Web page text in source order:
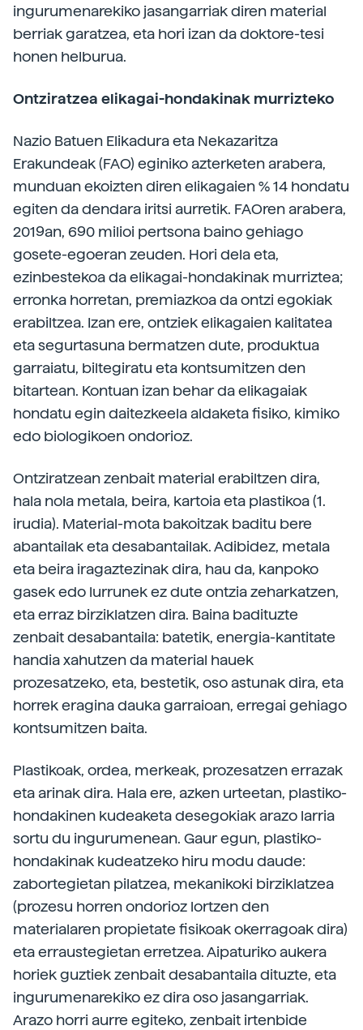
ingurumenarekiko jasangarriak diren material
berriak garatzea, eta hori izan da doktore-tesi
honen helburua.
Ontziratzea elikagai-hondakinak murrizteko
Nazio Batuen Elikadura eta Nekazaritza
Erakundeak (FAO) eginiko azterketen arabera,
munduan ekoizten diren elikagaien % 14 hondatu
egiten da dendara iritsi aurretik. FAOren arabera,
2019an, 690 milioi pertsona baino gehiago
gosete-egoeran zeuden. Hori dela eta,
ezinbestekoa da elikagai-hondakinak murriztea;
erronka horretan, premiazkoa da ontzi egokiak
erabiltzea. Izan ere, ontziek elikagaien kalitatea
eta segurtasuna bermatzen dute, produktua
garraiatu, biltegiratu eta kontsumitzen den
bitartean. Kontuan izan behar da elikagaiak
hondatu egin daitezkeela aldaketa fisiko, kimiko
edo biologikoen ondorioz.
Ontziratzean zenbait material erabiltzen dira,
hala nola metala, beira, kartoia eta plastikoa (1.
irudia). Material-mota bakoitzak baditu bere
abantailak eta desabantailak. Adibidez, metala
eta beira iragaztezinak dira, hau da, kanpoko
gasek edo lurrunek ez dute ontzia zeharkatzen,
eta erraz birziklatzen dira. Baina badituzte
zenbait desabantaila: batetik, energia-kantitate
handia xahutzen da material hauek
prozesatzeko, eta, bestetik, oso astunak dira, eta
horrek eragina dauka garraioan, erregai gehiago
kontsumitzen baita.
Plastikoak, ordea, merkeak, prozesatzen errazak
eta arinak dira. Hala ere, azken urteetan, plastiko-
hondakinen kudeaketa desegokiak arazo larria
sortu du ingurumenean. Gaur egun, plastiko-
hondakinak kudeatzeko hiru modu daude:
zabortegietan pilatzea, mekanikoki birziklatzea
(prozesu horren ondorioz lortzen den
materialaren propietate fisikoak okerragoak dira)
eta erraustegietan erretzea. Aipaturiko aukera
horiek guztiek zenbait desabantaila dituzte, eta
ingurumenarekiko ez dira oso jasangarriak.
Arazo horri aurre egiteko, zenbait irtenbide